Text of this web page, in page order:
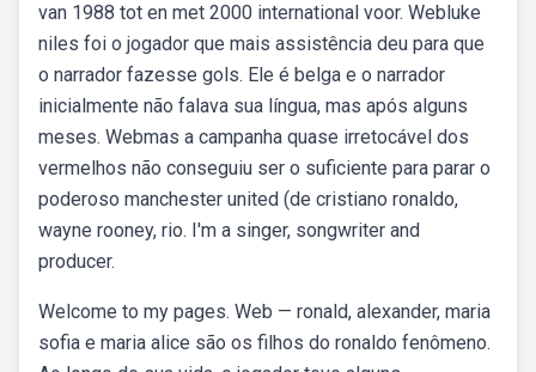
van 1988 tot en met 2000 international voor. Webluke
niles foi o jogador que mais assistência deu para que
o narrador fazesse gols. Ele é belga e o narrador
inicialmente não falava sua língua, mas após alguns
meses. Webmas a campanha quase irretocável dos
vermelhos não conseguiu ser o suficiente para parar o
poderoso manchester united (de cristiano ronaldo,
wayne rooney, rio. I'm a singer, songwriter and
producer.
Welcome to my pages. Web — ronald, alexander, maria
sofia e maria alice são os filhos do ronaldo fenômeno.